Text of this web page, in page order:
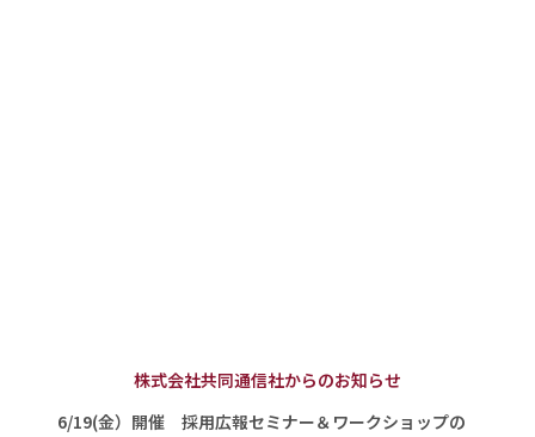
株式会社共同通信社からのお知らせ
6/19(金）開催 採用広報セミナー＆ワークショップの